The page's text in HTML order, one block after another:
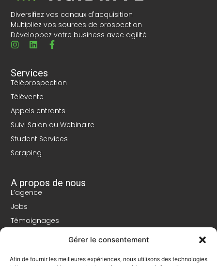
Gérer le consentement
Afin de fournir les meilleures expériences, nous utilisons des technologies
Diversifiez vos canaux d'acquisition
Multipliez vos sources de prospection
Développez votre business avec agilité
Services
Téléprospection
Télévente
Appels entrants
Suivi Salon ou Webinaire
Student Services
Scraping
A propos de nous
L’agence
Jobs
Témoignages
Conditions générales